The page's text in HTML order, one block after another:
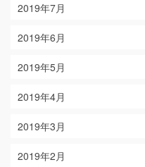
2019年7月
2019年6月
2019年5月
2019年4月
2019年3月
2019年2月